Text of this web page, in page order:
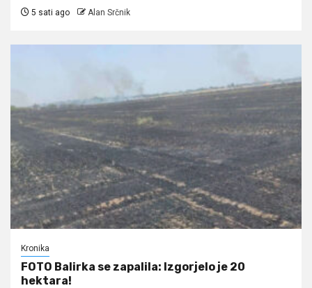
5 sati ago Alan Srčnik
Kronika
FOTO Balirka se zapalila: Izgorjelo je 20
hektara!